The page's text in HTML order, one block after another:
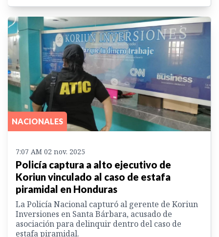
NACIONALES
7:07 AM 02 nov. 2025
Policía captura a alto ejecutivo de
Koriun vinculado al caso de estafa
piramidal en Honduras
La Policía Nacional capturó al gerente de Koriun
Inversiones en Santa Bárbara, acusado de
asociación para delinquir dentro del caso de
estafa piramidal.